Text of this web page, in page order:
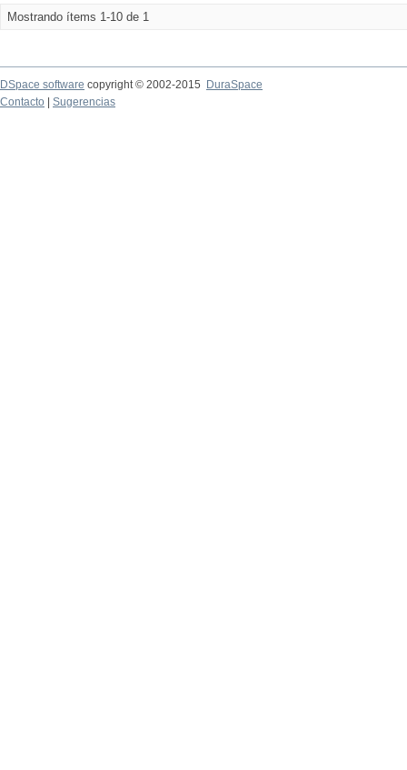
Mostrando ítems 1-10 de 1
DSpace software copyright © 2002-2015
DuraSpace
Contacto
Sugerencias